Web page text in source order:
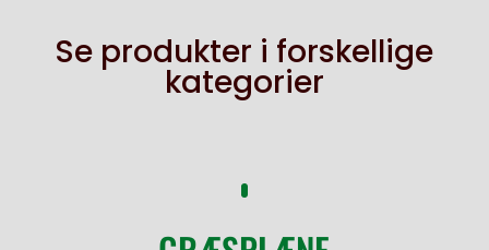
Se produkter i forskellige
kategorier